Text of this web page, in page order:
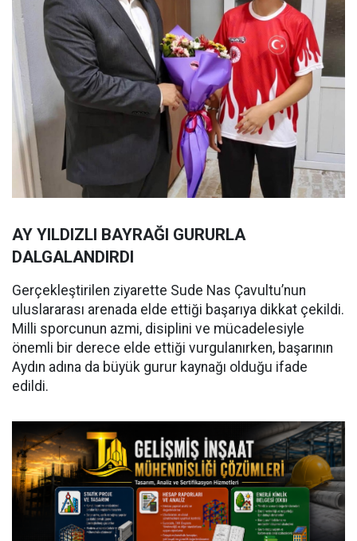
AY YILDIZLI BAYRAĞI GURURLA
DALGALANDIRDI
Gerçekleştirilen ziyarette Sude Nas Çavultu’nun
uluslararası arenada elde ettiği başarıya dikkat çekildi.
Milli sporcunun azmi, disiplini ve mücadelesiyle
önemli bir derece elde ettiği vurgulanırken, başarının
Aydın adına da büyük gurur kaynağı olduğu ifade
edildi.